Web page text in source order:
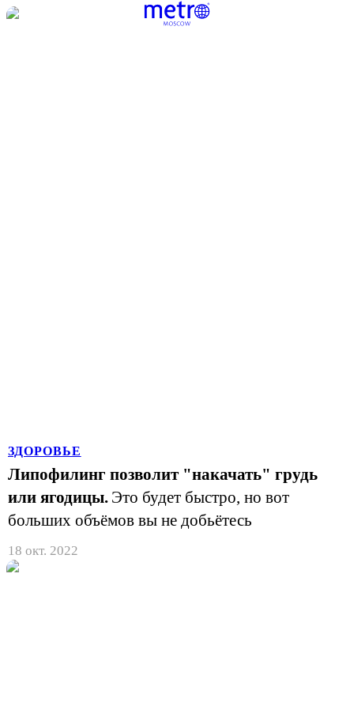
ЗДОРОВЬЕ
Липофилинг позволит "накачать" грудь
или ягодицы. Это будет быстро, но вот
больших объёмов вы не добьётесь
18 окт. 2022